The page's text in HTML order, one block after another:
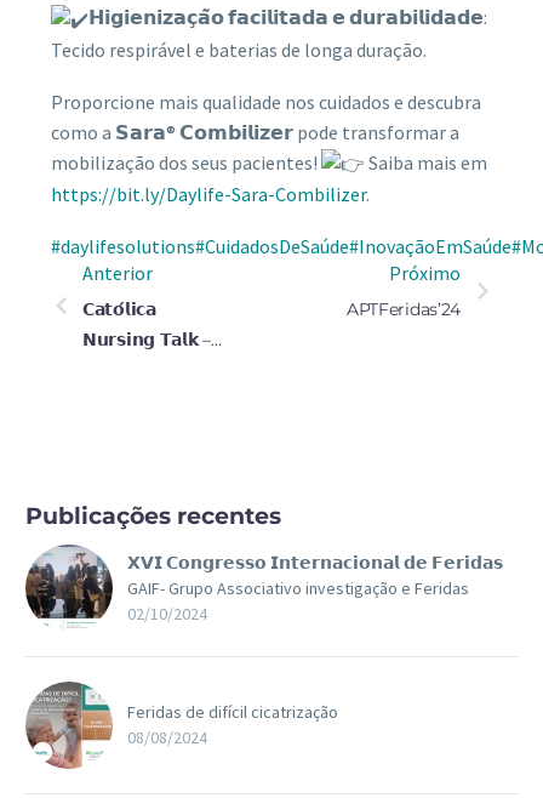
𝗛𝗶𝗴𝗶𝗲𝗻𝗶𝘇𝗮𝗰̧𝗮̃𝗼 𝗳𝗮𝗰𝗶𝗹𝗶𝘁𝗮𝗱𝗮 𝗲 𝗱𝘂𝗿𝗮𝗯𝗶𝗹𝗶𝗱𝗮𝗱𝗲:
Tecido respirável e baterias de longa duração.
Proporcione mais qualidade nos cuidados e descubra
como a 𝗦𝗮𝗿𝗮® 𝗖𝗼𝗺𝗯𝗶𝗹𝗶𝘇𝗲𝗿 pode transformar a
mobilização dos seus pacientes!
Saiba mais em
https://bit.ly/Daylife-Sara-Combilizer.
#daylifesolutions#CuidadosDeSaúde#InovaçãoEmSaúde
Anterior
𝗖𝗮𝘁𝗼́𝗹𝗶𝗰𝗮
𝗡𝘂𝗿𝘀𝗶𝗻𝗴 𝗧𝗮𝗹𝗸 –
𝗖𝗶𝗿𝗰𝘂𝗹𝗮𝗿 𝗻𝗮
𝗚𝗲𝘀𝘁𝗮̃𝗼
𝗛𝗼𝘀𝗽𝗶𝘁𝗮𝗹𝗮𝗿”
Próximo
APTFeridas’24
Publicações recentes
𝗫𝗩𝗜 𝗖𝗼𝗻𝗴𝗿𝗲𝘀𝘀𝗼 𝗜𝗻𝘁𝗲𝗿𝗻𝗮𝗰𝗶𝗼𝗻𝗮𝗹 𝗱𝗲 𝗙𝗲𝗿𝗶𝗱𝗮𝘀
GAIF- Grupo Associativo investigação e Feridas
02/10/2024
Feridas de difícil cicatrização
08/08/2024